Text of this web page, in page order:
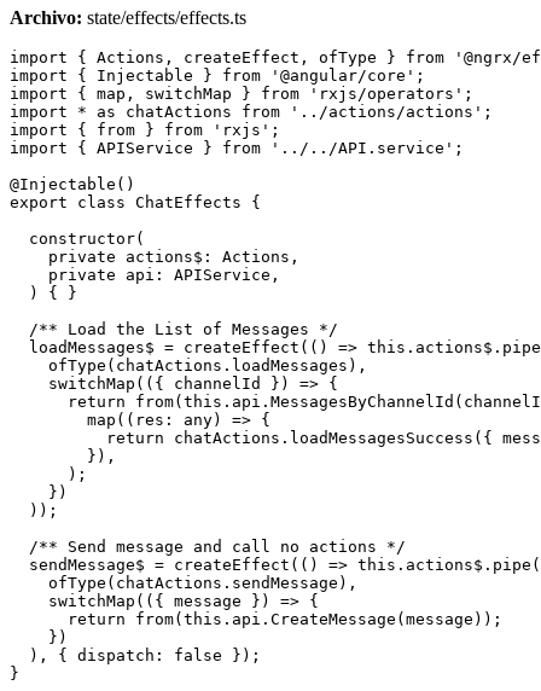
Archivo: state/effects/effects.ts
import { Actions, createEffect, ofType } from '@ngrx/
import { Injectable } from '@angular/core';
import { map, switchMap } from 'rxjs/operators';
import * as chatActions from '../actions/actions';
import { from } from 'rxjs';
import { APIService } from '../../API.service';
@Injectable()
export class ChatEffects {
  constructor(
    private actions$: Actions,
    private api: APIService,
  ) { }
  /** Load the List of Messages */
loadMessages$ = createEffect(() =>
    ofType(chatActions.loadMessages),
    switchMap(({ channelId }) => {
return
        map((res: any) => {
return chatActions.loadMessagesSuccess({
        }),
      );
    })
  ));
  /** Send message and call no actions */
  sendMessage$ = createEffect(() => this.actions$.pipe(
    ofType(chatActions.sendMessage),
    switchMap(({ message }) => {
      return from(this.api.CreateMessage(message));
    })
  ), { dispatch: false });
}